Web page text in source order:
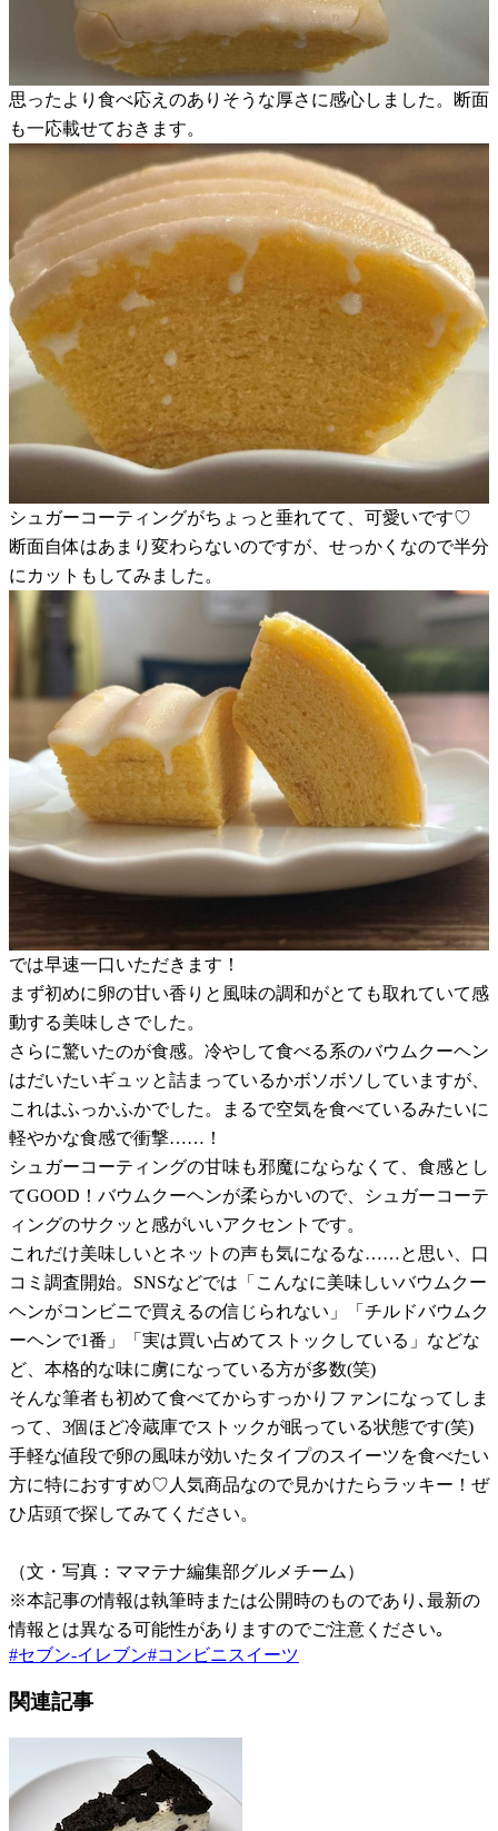
思ったより食べ応えのありそうな厚さに感心しました。断面
も一応載せておきます。
シュガーコーティングがちょっと垂れてて、可愛いです♡
断面自体はあまり変わらないのですが、せっかくなので半分
にカットもしてみました。
では早速一口いただきます！
まず初めに卵の甘い香りと風味の調和がとても取れていて感
動する美味しさでした。
さらに驚いたのが食感。冷やして食べる系のバウムクーヘン
はだいたいギュッと詰まっているかボソボソしていますが、
これはふっかふかでした。まるで空気を食べているみたいに
軽やかな食感で衝撃……！
シュガーコーティングの甘味も邪魔にならなくて、食感とし
てGOOD！バウムクーヘンが柔らかいので、シュガーコーテ
ィングのサクッと感がいいアクセントです。
これだけ美味しいとネットの声も気になるな……と思い、口
コミ調査開始。SNSなどでは「こんなに美味しいバウムクー
ヘンがコンビニで買えるの信じられない」「チルドバウムク
ーヘンで1番」「実は買い占めてストックしている」などな
ど、本格的な味に虜になっている方が多数(笑)
そんな筆者も初めて食べてからすっかりファンになってしま
って、3個ほど冷蔵庫でストックが眠っている状態です(笑)
手軽な値段で卵の風味が効いたタイプのスイーツを食べたい
方に特におすすめ♡人気商品なので見かけたらラッキー！ぜ
ひ店頭で探してみてください。
（文・写真：ママテナ編集部グルメチーム）
※本記事の情報は執筆時または公開時のものであり､最新の
情報とは異なる可能性がありますのでご注意ください｡
#セブン-イレブン#コンビニスイーツ
関連記事